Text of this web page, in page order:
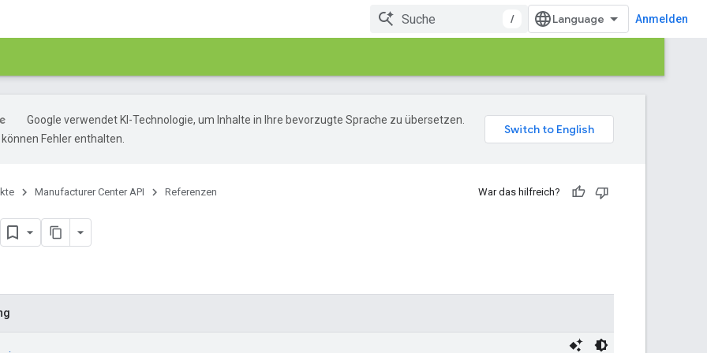
/ Anmelden
Google verwendet KI-Technologie, um Inhalte in Ihre bevorzugte Sprache zu übersetzen.
können Fehler enthalten.
Manufacturer Center API Referenzen War das hilfreich?